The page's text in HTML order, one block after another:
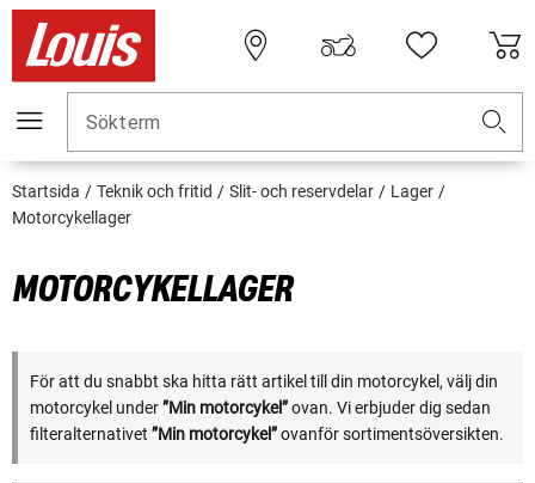
Sökterm
Startsida Teknik och fritid Slit- och reservdelar
Lager
Motorcykellager
MOTORCYKELLAGER
För att du snabbt ska hitta rätt artikel till din motorcykel, välj din
motorcykel under”Min motorcykel”ovan. Vi erbjuder dig sedan
filteralternativet ”Min motorcykel”ovanför sortimentsöversikten.